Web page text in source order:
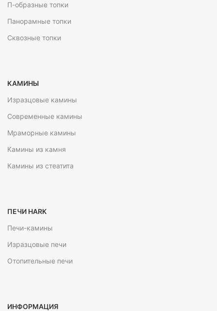
П-образные топки
Панорамные топки
Сквозные топки
КАМИНЫ
Изразцовые камины
Современные камины
Мраморные камины
Камины из камня
Камины из стеатита
ПЕЧИ HARK
Печи-камины
Изразцовые печи
Отопительные печи
ИНФОРМАЦИЯ